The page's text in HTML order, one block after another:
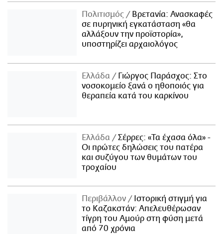
Πολιτισμός
Βρετανία: Ανασκαφές
σε πυρηνική εγκατάσταση «θα
αλλάξουν την προϊστορία»,
υποστηρίζει αρχαιολόγος
Ελλάδα
Γιώργος Παράσχος: Στο
νοσοκομείο ξανά ο ηθοποιός για
θεραπεία κατά του καρκίνου
Ελλάδα
Σέρρες: «Τα έχασα όλα» -
Οι πρώτες δηλώσεις του πατέρα
και συζύγου των θυμάτων του
τροχαίου
Περιβάλλον
Ιστορική στιγμή για
το Καζακστάν: Απελευθέρωσαν
τίγρη του Αμούρ στη φύση μετά
από 70 χρόνια